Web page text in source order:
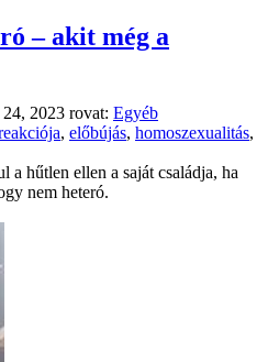
– akit még a
2023 rovat: Egyéb
, előbújás, homoszexualitás,
a hűtlen ellen a saját családja, ha
nem heteró.